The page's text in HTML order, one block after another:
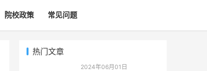
院校政策 常见问题
热门文章
2024年06月01日